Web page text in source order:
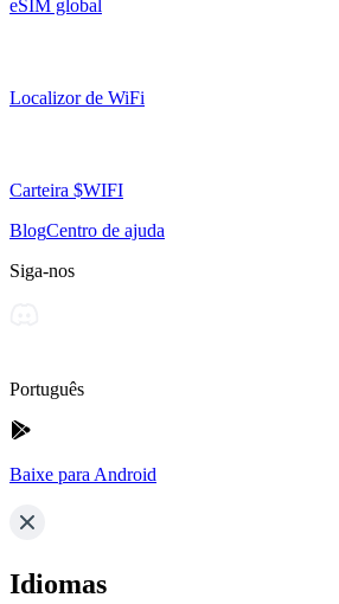
eSIM global
Localizor de WiFi
Carteira $WIFI
BlogCentro de ajuda
Siga-nos
Português
Baixe para Android
Idiomas